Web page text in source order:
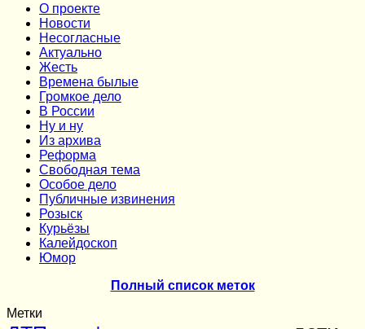
О проекте
Новости
Несогласные
Актуально
Жесть
Времена былые
Громкое дело
В России
Ну и ну
Из архива
Реформа
Cвободная тема
Особое дело
Публичные извинения
Розыск
Курьёзы
Калейдоскоп
Юмор
Полный список меток
Метки